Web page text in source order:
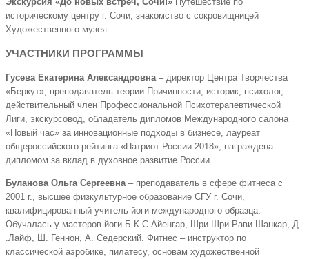
историческому центру г. Сочи, знакомство с сокровищницей
Художественного музея.
УЧАСТНИКИ ПРОГРАММЫ
Гусева Екатерина Александровна– директор Центра Творчества
«Беркут», преподаватель теории Причинности, историк, психолог,
действительный член Профессиональной Психотерапевтической
Лиги, экскурсовод, обладатель дипломов Международного салона
«Новый час» за инновационные подходы в бизнесе, лауреат
общероссийского рейтинга «Патриот России 2018», награждена
дипломом за вклад в духовное развитие России.
Буланова Ольга Сергеевна– преподаватель в сфере фитнеса с
2001 г., высшее физкультурное образование СГУ г. Сочи,
квалифицированный учитель йоги международного образца.
Обучалась у мастеров йоги Б.К.С Айенгар, Шри Шри Рави Шанкар, Д
.Лайф, Ш. Геннон, А. Седерский. Фитнес – инструктор по
классической аэробике, пилатесу, основам художественной